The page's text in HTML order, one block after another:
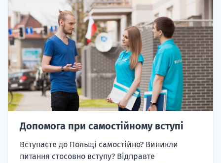
Допомога при самостійному вступі
Вступаєте до Польщі самостійно? Виникли
питання стосовно вступу? Відправте